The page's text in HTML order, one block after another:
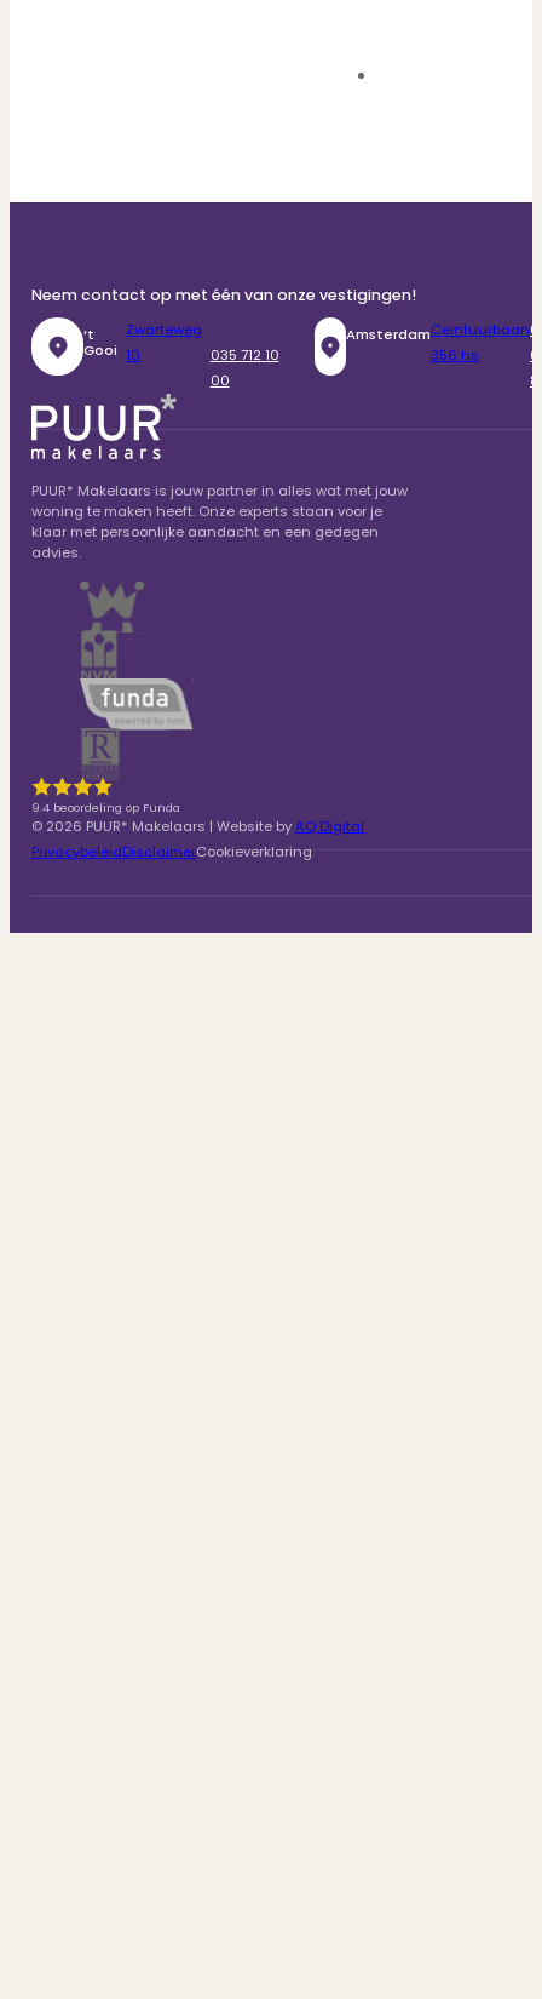
Neem contact op met één van onze vestigingen!
‘t
Gooi
Zwarteweg
10
035 712 10
00
AmsterdamCeintuurbaan
356 hs
PUUR* Makelaars is jouw partner in alles wat met jouw
woning te maken heeft. Onze experts staan voor je
klaar met persoonlijke aandacht en een gedegen
advies.
9.4 beoordeling op Funda
© 2026 PUUR* Makelaars | Website byAQ Digital
PrivacybeleidDisclaimerCookieverklaring